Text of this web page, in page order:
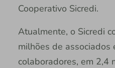
Cooperativo Sicredi.
Atualmente, o Sicredi
milhões de associados
colaboradores, em 2,4